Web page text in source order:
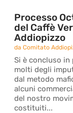
Processo
del Caffè
Addiopizzo
daComitato
Si è concluso
molti degli
dal metodo
alcuni
del nostro
costituiti...